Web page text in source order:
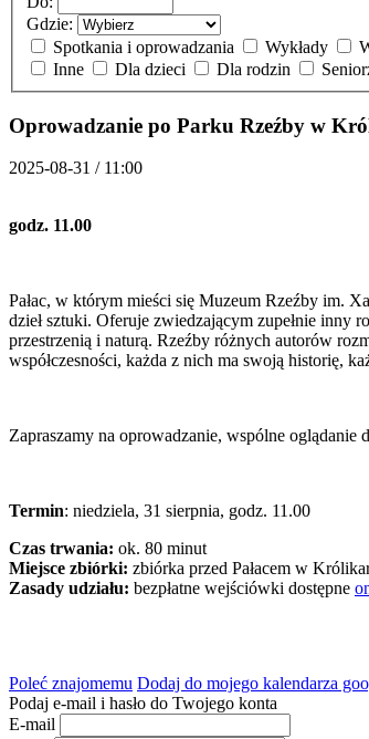
Gdzie:
Spotkania i oprowadzania
Wykłady
Inne
Dla dzieci Dla rodzin
Oprowadzanie po Parku Rzeźby w
2025-08-31 / 11:00
godz. 11.00
Pałac, w którym mieści się Muzeum Rzeźby im.
dzieł sztuki. Oferuje zwiedzającym zupełnie inny
przestrzenią i naturą. Rzeźby różnych autorów
współczesności, każda z nich ma swoją historię,
Zapraszamy na oprowadzanie, wspólne
Termin: niedziela, 31 sierpnia, godz. 11.00
Czas trwania: ok. 80 minut
Miejsce zbiórki: zbiórka przed Pałacem w
Zasady udziału: bezpłatne wejściówki dostępne
Poleć znajomemu Dodaj do mojego kalendarza
Podaj e-mail i hasło do Twojego konta
E-mail